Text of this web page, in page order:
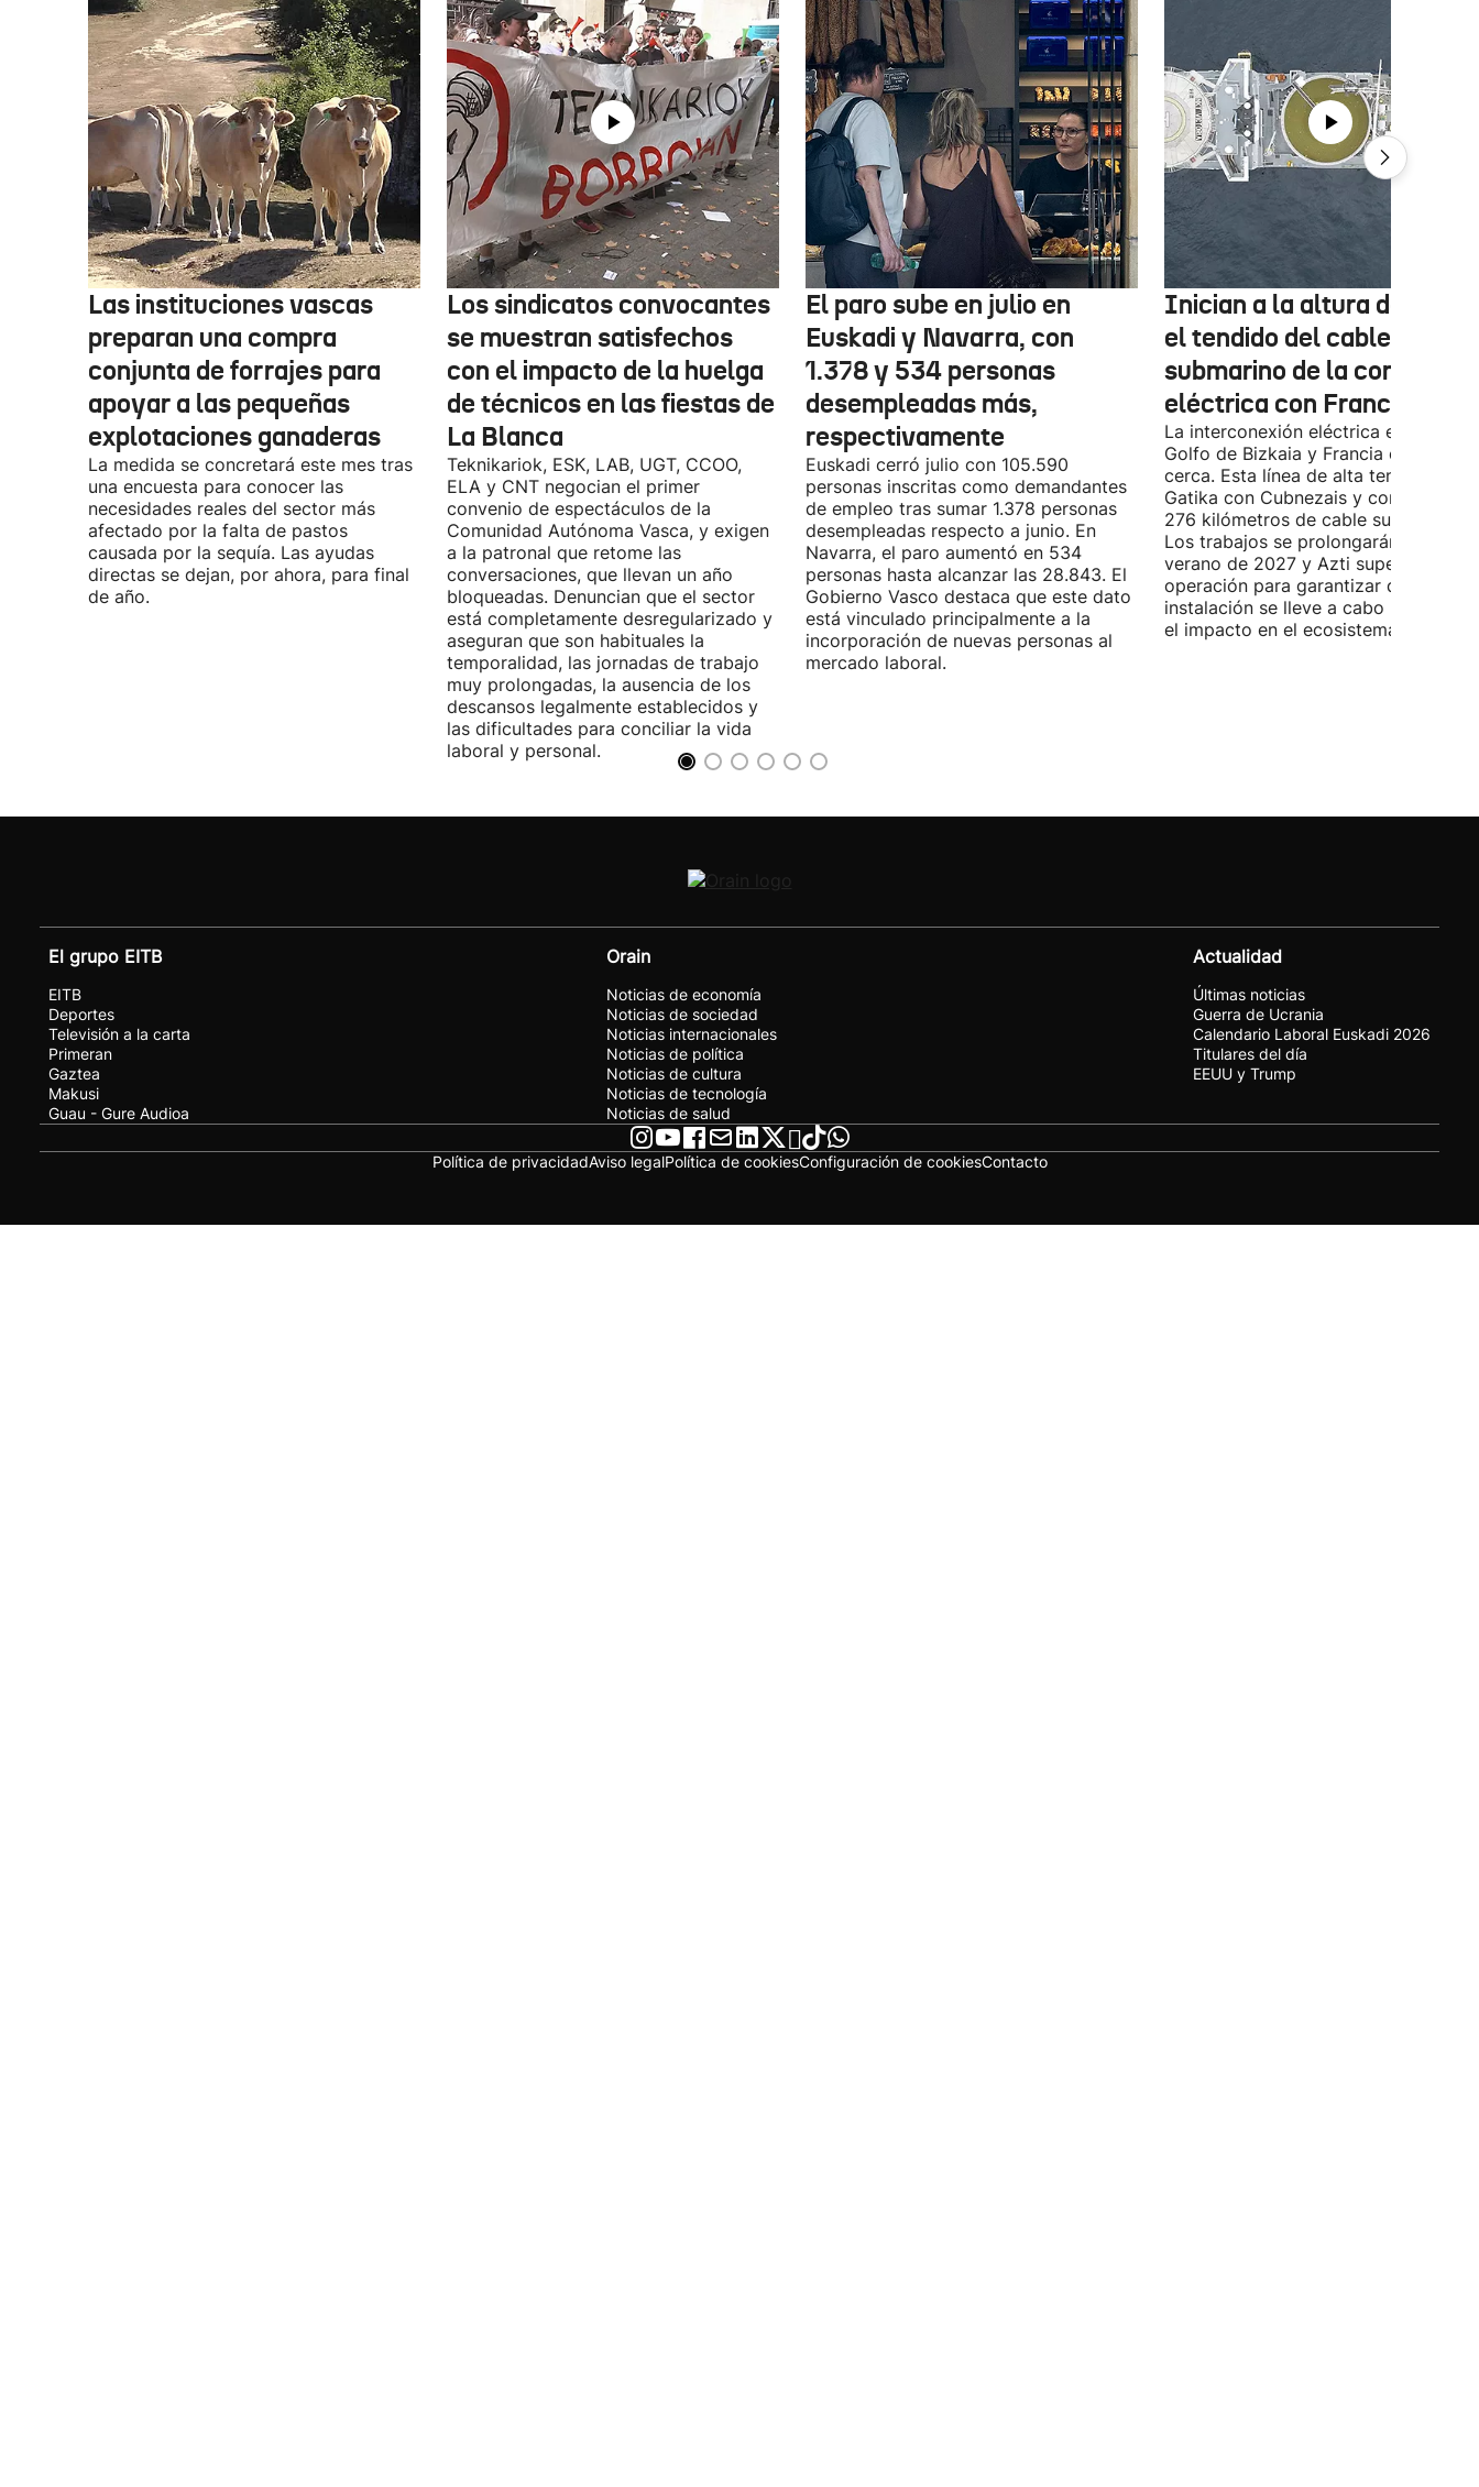
Las instituciones vascas
preparan una compra
conjunta de forrajes para
apoyar a las pequeñas
explotaciones ganaderas
La medida se concretará este mes tras
una encuesta para conocer las
necesidades reales del sector más
afectado por la falta de pastos
causada por la sequía. Las ayudas
directas se dejan, por ahora, para final
de año.
Los sindicatos convocantes
se muestran satisfechos
con el impacto de la huelga
de técnicos en las fiestas de
La Blanca
Teknikariok, ESK, LAB, UGT, CCOO,
ELA y CNT negocian el primer
convenio de espectáculos de la
Comunidad Autónoma Vasca, y exigen
a la patronal que retome las
conversaciones, que llevan un año
bloqueadas. Denuncian que el sector
está completamente desregularizado y
aseguran que son habituales la
temporalidad, las jornadas de trabajo
muy prolongadas, la ausencia de los
descansos legalmente establecidos y
las dificultades para conciliar la vida
laboral y personal.
El paro sube en julio en
Euskadi y Navarra, con
1.378 y 534 personas
desempleadas más,
respectivamente
Euskadi cerró julio con 105.590
personas inscritas como demandantes
de empleo tras sumar 1.378 personas
desempleadas respecto a junio. En
Navarra, el paro aumentó en 534
personas hasta alcanzar las 28.843. El
Gobierno Vasco destaca que este dato
está vinculado principalmente a la
incorporación de nuevas personas al
mercado laboral.
Inician a la altura de
el tendido del cable
submarino de la conexión
eléctrica con Francia
La interconexión eléctrica entre el
Golfo de Bizkaia y Francia está más
cerca. Esta línea de alta tensión unirá
Gatika con Cubnezais y contará con
276 kilómetros de cable submarino.
Los trabajos se prolongarán hasta
verano de 2027 y Azti supervisará la
operación para garantizar que la
instalación se lleve a cabo
el impacto en el ecosistema marino.
El grupo EITB
EITB
Deportes
Televisión a la carta
Primeran
Gaztea
Makusi
Guau - Gure Audioa
Orain
Noticias de economía
Noticias de sociedad
Noticias internacionales
Noticias de política
Noticias de cultura
Noticias de tecnología
Noticias de salud
Actualidad
Últimas noticias
Guerra de Ucrania
Calendario Laboral Euskadi 2026
Titulares del día
EEUU y Trump
Política de privacidadAviso legalPolítica de cookiesConfiguración de cookiesContacto